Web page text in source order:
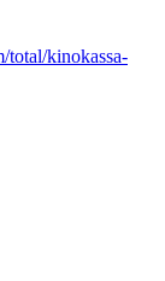
total/kinokassa-